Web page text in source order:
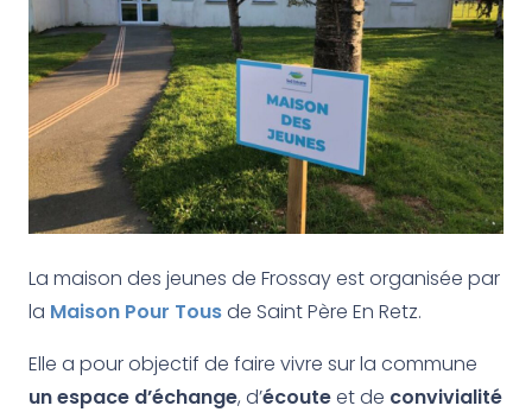
La maison des jeunes de Frossay est organisée par
la Maison Pour Tousde Saint Père En Retz.
Elle a pour objectif de faire vivre sur la commune
un espace d’échange, d’écouteet de convivialité